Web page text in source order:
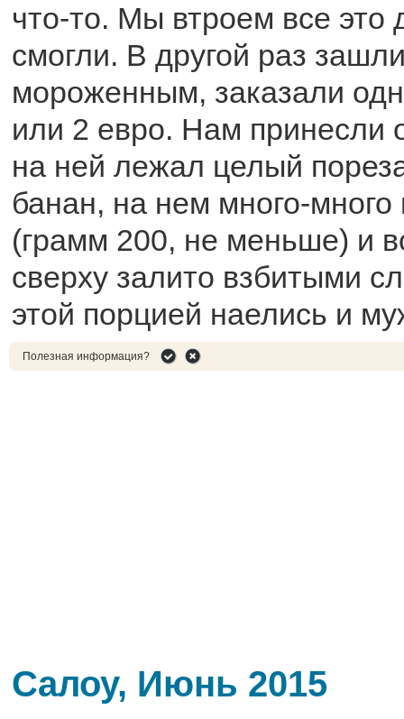
что-то. Мы втроем все это
смогли. В другой раз
мороженным, заказали
или 2 евро. Нам принесли
на ней лежал целый
банан, на нем много-
(грамм 200, не меньше) и
сверху залито взбитыми
этой порцией наелись и
Полезная информация?
Салоу, Июнь 2015